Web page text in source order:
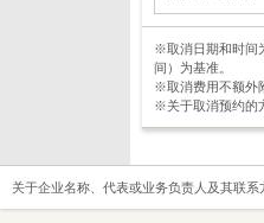
※取消日期和时间
间）为基准。
※取消费用不额外
※关于取消预约的
关于企业名称、代表或业务负责人及其联系